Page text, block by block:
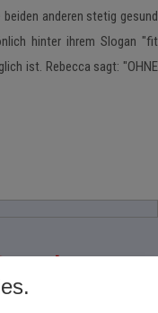
anderen stetig gesund
hinter ihrem Slogan "fit
ist. Rebecca sagt: "OHNE